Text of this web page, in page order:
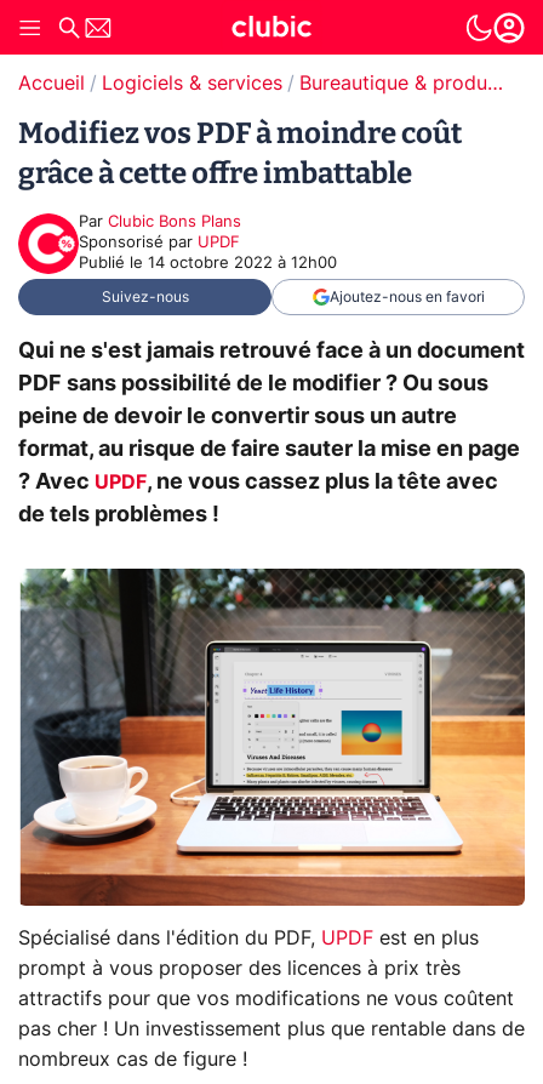
Accueil Logiciels & services Bureautique & productivité
Modifiez vos PDF à moindre coût
grâce à cette offre imbattable
Par Clubic Bons Plans
sponsorisé par UPDF
Publié le 14 octobre 2022 à 12h00
Suivez-nous Ajoutez-nous en favori
Qui ne s'est jamais retrouvé face à un document
PDF sans possibilité de le modifier ? Ou sous
peine de devoir le convertir sous un autre
format, au risque de faire sauter la mise en page
? Avec UPDF, ne vous cassez plus la tête avec
de tels problèmes !
Spécialisé dans l'édition du PDF, UPDF est en plus
prompt à vous proposer des licences à prix très
attractifs pour que vos modifications ne vous coûtent
pas cher ! Un investissement plus que rentable dans de
nombreux cas de figure !